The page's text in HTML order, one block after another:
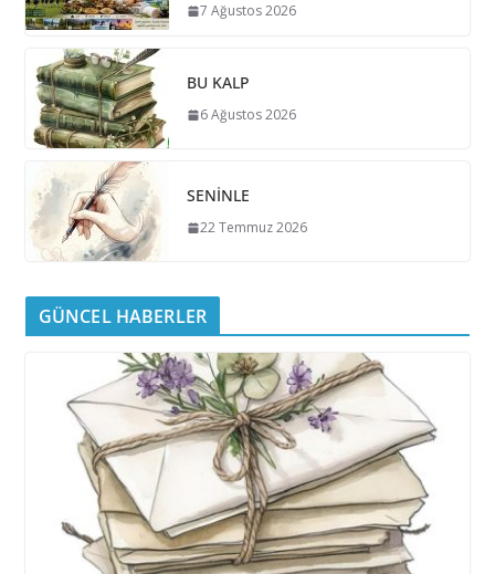
7 Ağustos 2026
BU KALP
6 Ağustos 2026
SENİNLE
22 Temmuz 2026
GÜNCEL HABERLER